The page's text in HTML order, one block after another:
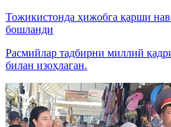
Тожикистонда ҳижобга қарши
бошланди
Расмийлар тадбирни миллий
билан изоҳлаган.